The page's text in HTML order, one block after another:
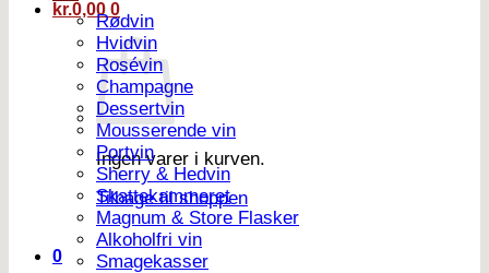
kr.0,00 0
Ingen varer i kurven.
Tilbage til shoppen
0
Rødvin
Hvidvin
Rosévin
Champagne
Dessertvin
Mousserende vin
Portvin
Sherry & Hedvin
Skattekammeret
Magnum & Store Flasker
Alkoholfri vin
Smagekasser